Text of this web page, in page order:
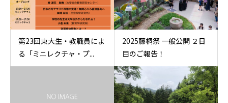
第23回東大生・教職員によ
る「ミニレクチャ・プ...
2025藤桐祭 一般公開 ２日
目のご報告！